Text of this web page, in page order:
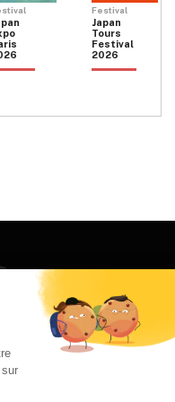
Festival
Japan
Tours
Festival
2026
Instagram
CONTACT